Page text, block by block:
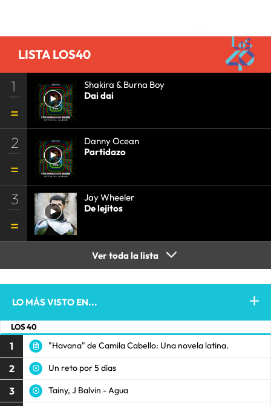
LISTA LOS40
1
Shakira & Burna Boy
Dai dai
2
Danny Ocean
Partidazo
3
Jay Wheeler
De lejitos
Ver toda la lista
LO MÁS VISTO EN...
LOS 40
1 "Havana" de Camila Cabello: Una novela latina.
2 Un reto por 5 días
3 Tainy, J Balvin - Agua